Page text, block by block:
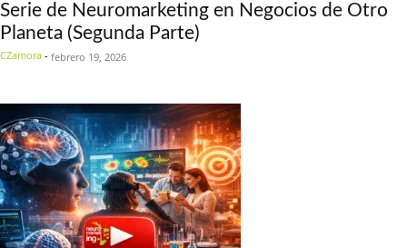
Serie de Neuromarketing en Negocios de Otro
Planeta (Segunda Parte)
CZamora - febrero 19, 2026